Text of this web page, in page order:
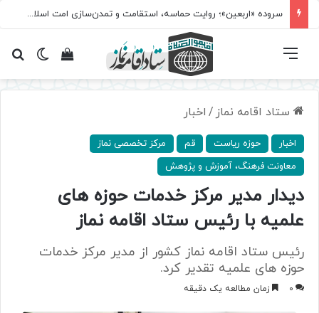
سروده‌ «اربعین»؛ روایت حماسه، استقامت و تمدن‌سازی امت اسلامی
تغییرمشاهده فهرست
ستاد اقامه نماز / اخبار
اخبار حوزه ریاست قم
مرکز تخصصی نماز
معاونت فرهنگ، آموزش و پژوهش
دیدار مدیر مرکز خدمات حوزه های
علمیه با رئیس ستاد اقامه نماز
رئیس ستاد اقامه نماز کشور از مدیر مرکز خدمات
حوزه های علمیه تقدیر کرد.
0 زمان مطالعه یک دقیقه